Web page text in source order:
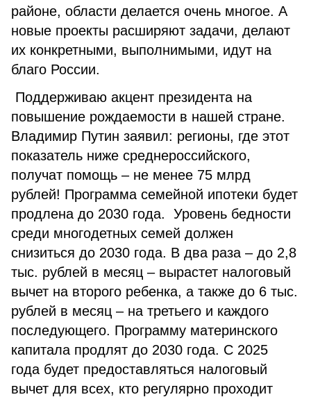
районе, области делается очень многое. А
новые проекты расширяют задачи, делают
их конкретными, выполнимыми, идут на
благо России.
Поддерживаю акцент президента на
повышение рождаемости в нашей стране.
Владимир Путин заявил: регионы, где этот
показатель ниже среднероссийского,
получат помощь – не менее 75 млрд
рублей! Программа семейной ипотеки будет
продлена до 2030 года. Уровень бедности
среди многодетных семей должен
снизиться до 2030 года. В два раза – до 2,8
тыс. рублей в месяц – вырастет налоговый
вычет на второго ребенка, а также до 6 тыс.
рублей в месяц – на третьего и каждого
последующего. Программу материнского
капитала продлят до 2030 года. С 2025
года будет предоставляться налоговый
вычет для всех, кто регулярно проходит